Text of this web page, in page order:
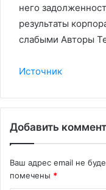
него
результаты
слабыми Авторы
Источник
Добавить
Ваш адрес email не
помечены *